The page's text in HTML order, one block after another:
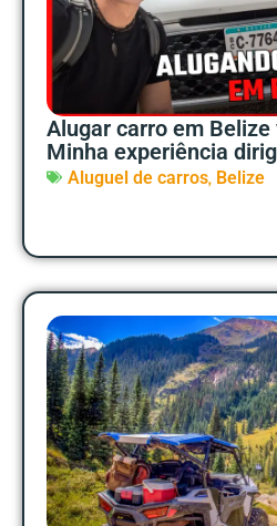
Alugar carro em Belize
Minha experiência
Aluguel de carros, Belize